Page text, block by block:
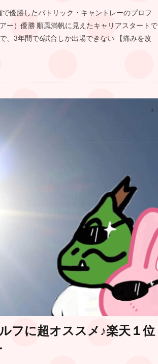
優勝したパトリック・キャントレーのプロフ
ー）優勝 順風満帆に見えたキャリアスタートで
、3年間で6試合しか出場できない 【痛みを改
フに超オススメ♪楽天１位